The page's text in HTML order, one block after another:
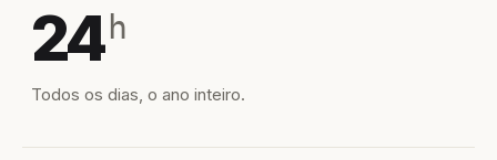
24 h
Todos os dias, o ano inteiro.